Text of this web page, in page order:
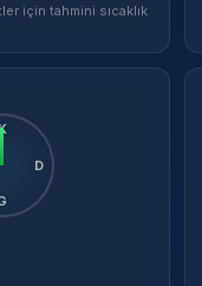
için tahmini sıcaklık
K
D